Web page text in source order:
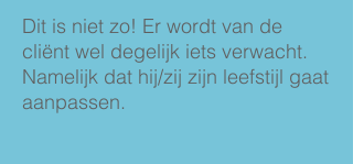
Dit is niet zo! Er wordt van de
cliënt wel degelijk iets verwacht.
Namelijk dat hij/zij zijn leefstijl gaat
aanpassen.